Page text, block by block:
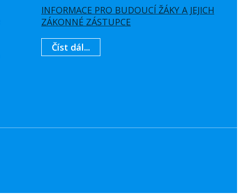
INFORMACE PRO BUDOUCÍ ŽÁKY A JEJICH
ZÁKONNÉ ZÁSTUPCE
Číst dál...